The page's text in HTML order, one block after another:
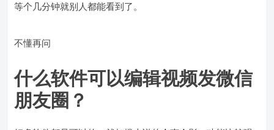
等个几分钟就别人都能看到了。
不懂再问
什么软件可以编辑视频发微信
朋友圈？